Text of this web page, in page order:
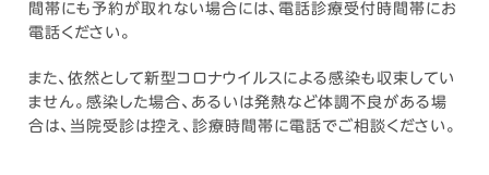
間帯にも予約が取れない場合には、電話診療受付時間帯にお
電話ください。
また、依然として新型コロナウイルスによる感染も収束してい
ません。感染した場合、あるいは発熱など体調不良がある場
合は、当院受診は控え、診療時間帯に電話でご相談ください。